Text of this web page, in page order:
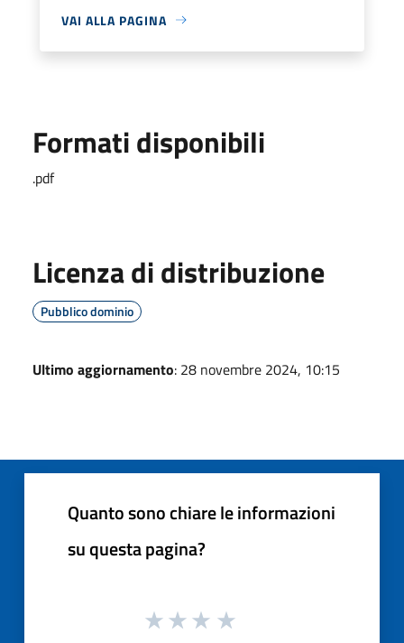
VAI ALLA PAGINA
Formati disponibili
.pdf
Licenza di distribuzione
Pubblico dominio
Ultimo aggiornamento: 28 novembre 2024, 10:15
Quanto sono chiare le informazioni
su questa pagina?